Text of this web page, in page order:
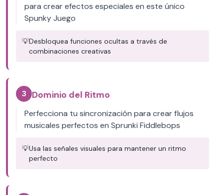
para crear efectos especiales en este único
Spunky Juego
💡Desbloquea funciones ocultas a través de
combinaciones creativas
3 Dominio del Ritmo
Perfecciona tu sincronización para crear flujos
musicales perfectos en Sprunki Fiddlebops
💡Usa las señales visuales para mantener un ritmo
perfecto